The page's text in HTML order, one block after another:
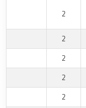
2
2
2
2
2